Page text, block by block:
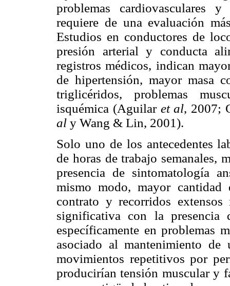
problemas cardiovasculares
requiere de una evaluación
Estudios en conductores de
presión arterial y conducta
registros médicos, indican
de hipertensión, mayor masa
triglicéridos, problemas
isquémica (Aguilar et al, 2007;
al y Wang & Lin, 2001).
Solo uno de los antecedentes
de horas de trabajo semanales,
presencia de sintomatología
mismo modo, mayor cantidad
contrato y recorridos extensos
significativa con la presencia
específicamente en problemas
asociado al mantenimiento
movimientos repetitivos por
producirían tensión muscular y